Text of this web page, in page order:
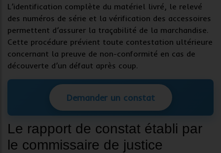
L’identification complète du matériel livré, le relevé
des numéros de série et la vérification des accessoires
permettent d’assurer la traçabilité de la marchandise.
Cette procédure prévient toute contestation ultérieure
concernant la preuve de non-conformité en cas de
découverte d’un défaut après coup.
Demander un constat
Le rapport de constat établi par
le commissaire de justice